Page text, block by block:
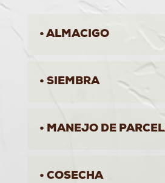
• ALMACIGO
• SIEMBRA
• MANEJO DE
• COSECHA